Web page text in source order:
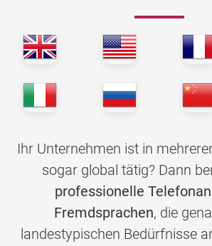
Ihr Unternehmen ist in
sogar global tätig? Dann
professionelle
Fremdsprachen, die
landestypischen Bedürfnisse